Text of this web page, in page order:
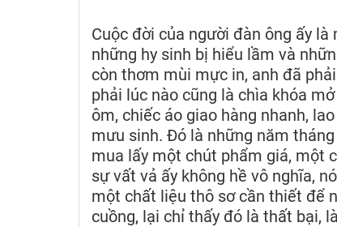
Cuộc đời của người đàn ông ấy
những hy sinh bị hiểu lầm và
còn thơm mùi mực in, anh đã
phải lúc nào cũng là chìa khóa
ôm, chiếc áo giao hàng nhanh,
mưu sinh. Đó là những năm
mua lấy một chút phẩm giá, một
sự vất vả ấy không hề vô nghĩa,
một chất liệu thô sơ cần thiết để
cuồng, lại chỉ thấy đó là thất bại,